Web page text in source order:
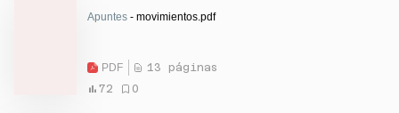
Apuntes - movimientos.pdf
PDF
13 páginas
72
0